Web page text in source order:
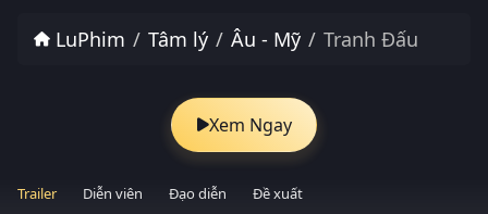
LuPhim Tâm lý Âu - Mỹ Tranh Đấu
Xem Ngay
Trailer Diễn viên Đạo diễn Đề xuất